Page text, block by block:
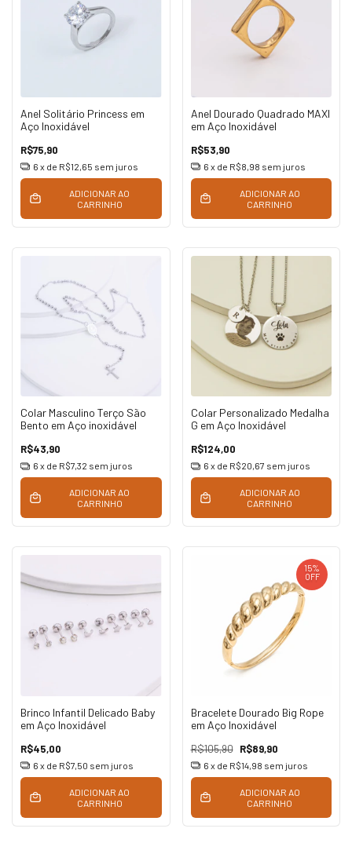
Anel Solitário Princess em
Aço Inoxidável
R$75,90
6 x de R$12,65 sem juros
ADICIONAR AO
CARRINHO
Anel Dourado Quadrado MAXI
em Aço Inoxidável
R$53,90
6 x de R$8,98 sem juros
ADICIONAR AO
CARRINHO
Colar Masculino Terço São
Bento em Aço inoxidável
R$43,90
6 x de R$7,32 sem juros
ADICIONAR AO
CARRINHO
Colar Personalizado Medalha
G em Aço Inoxidável
R$124,00
6 x de R$20,67 sem juros
ADICIONAR AO
CARRINHO
Brinco Infantil Delicado Baby
em Aço Inoxidável
R$45,00
6 x de R$7,50 sem juros
ADICIONAR AO
CARRINHO
15%
OFF
Bracelete Dourado Big Rope
em Aço Inoxidável
R$105,90 R$89,90
6 x de R$14,98 sem juros
ADICIONAR AO
CARRINHO